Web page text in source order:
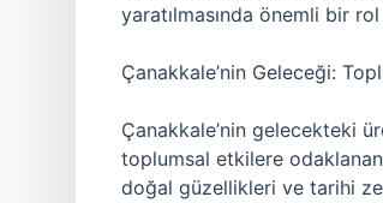
yaratılmasında önemli bir
Çanakkale’nin Geleceği:
Çanakkale’nin gelecekteki
toplumsal etkilere odaklanan
doğal güzellikleri ve tarihi